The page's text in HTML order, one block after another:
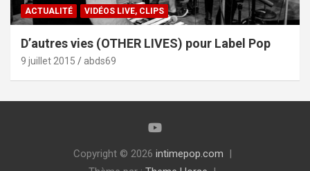
ACTUALITÉ VIDÉOS LIVE, CLIPS
D’autres vies (OTHER LIVES) pour Label Pop
9 juillet 2015 abds69
Copyright © 2026 intimepop.com